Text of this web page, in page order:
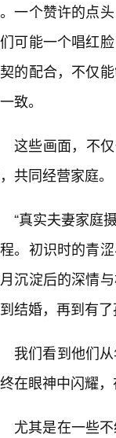
一个赞许的点
可能一个唱红
的配合，不仅
致。
这些画面，不
共同经营家庭。
“真实夫妻家庭
。初识时的青
沉淀后的深情
结婚，再到有
我们看到他们
在眼神中闪耀，
尤其是在一些